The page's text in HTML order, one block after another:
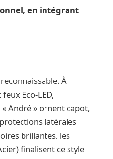
en intégrant
À
Eco-LED,
André » ornent capot,
latérales
brillantes, les
finalisent ce style